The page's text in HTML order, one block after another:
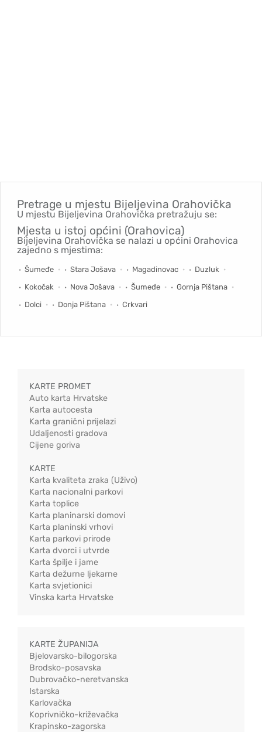
Pretrage u mjestu Bijeljevina Orahovička
U mjestu Bijeljevina Orahovička pretražuju se:
Mjesta u istoj općini (Orahovica)
Bijeljevina Orahovička se nalazi u općini Orahovica
zajedno s mjestima:
Šumeđe Stara Jošava Magadinovac
Duzluk
Kokočak
Nova Jošava Šumeđe
Gornja Pištana
Dolci
Donja Pištana Crkvari
KARTE PROMET
Auto karta Hrvatske
Karta autocesta
Karta granični prijelazi
Udaljenosti gradova
Cijene goriva
KARTE
Karta kvaliteta zraka (Uživo)
Karta nacionalni parkovi
Karta toplice
Karta planinarski domovi
Karta planinski vrhovi
Karta parkovi prirode
Karta dvorci i utvrde
Karta špilje i jame
Karta dežurne ljekarne
Karta svjetionici
Vinska karta Hrvatske
KARTE ŽUPANIJA
Bjelovarsko-bilogorska
Brodsko-posavska
Dubrovačko-neretvanska
Istarska
Karlovačka
Koprivničko-križevačka
Krapinsko-zagorska